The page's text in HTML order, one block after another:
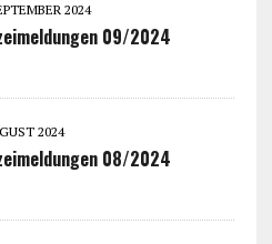
2024
09/2024
2024
08/2024